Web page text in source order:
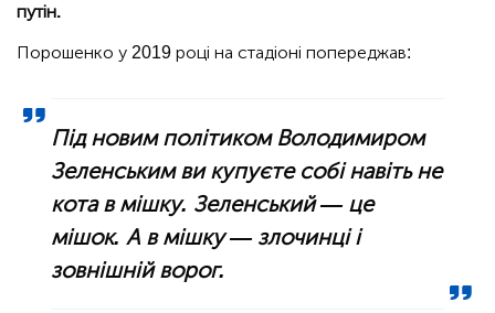
путін.
Порошенко у 2019 році на стадіоні попереджав:
Під новим політиком Володимиром
Зеленським ви купуєте собі навіть не
кота в мішку. Зеленський — це
мішок. А в мішку — злочинці і
зовнішній ворог.